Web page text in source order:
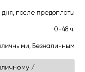
дня, после предоплаты
0-48 ч.
Безналичным
/